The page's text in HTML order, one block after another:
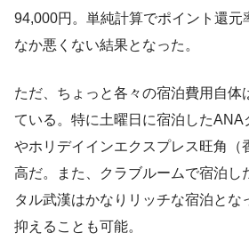
94,000円。単純計算でポイント還元
なか悪くない結果となった。
ただ、ちょっと各々の宿泊費用自体
ている。特に土曜日に宿泊したANA
やホリデイインエクスプレス旺角（
高だ。また、クラブルームで宿泊し
タル武漢はかなりリッチな宿泊とな
抑えることも可能。